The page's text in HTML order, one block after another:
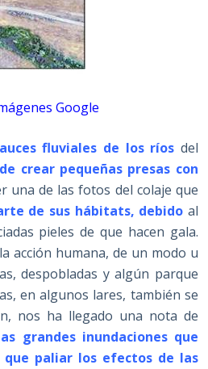
Google
fluviales de los ríos del
crear pequeñas presas con
una de las fotos del colaje que
de sus hábitats, debido al
pieles de que hacen gala.
acción humana, de un modo u
despobladas y algún parque
en algunos lares, también se
nos ha llegado una nota de
grandes inundaciones que
que paliar los efectos de las